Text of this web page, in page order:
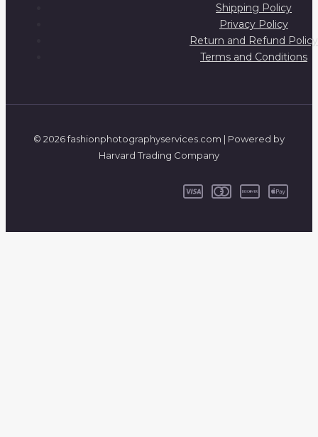
Shipping Policy
Privacy Policy
Return and Refund Policy
Terms and Conditions
© 2026 fashionphotographyservices.com | Powered by
Harvard Trading Company